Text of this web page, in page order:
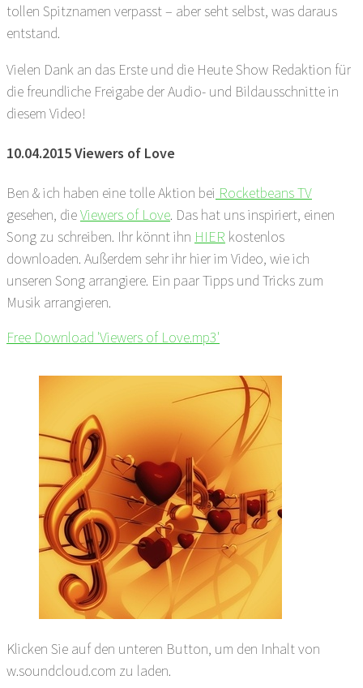
tollen Spitznamen verpasst – aber seht selbst, was daraus
entstand.
Vielen Dank an das Erste und die Heute Show Redaktion für
die freundliche Freigabe der Audio- und Bildausschnitte in
diesem Video!
10.04.2015 Viewers of Love
Ben & ich haben eine tolle Aktion bei Rocketbeans TV
gesehen, dieViewers of Love. Das hat uns inspiriert, einen
Song zu schreiben. Ihr könnt ihn HIER kostenlos
downloaden. Außerdem sehr ihr hier im Video, wie ich
unseren Song arrangiere. Ein paar Tipps und Tricks zum
Musik arrangieren.
Free Download 'Viewers of Love.mp3'
Klicken Sie auf den unteren Button, um den Inhalt von
w.soundcloud.com zu laden.